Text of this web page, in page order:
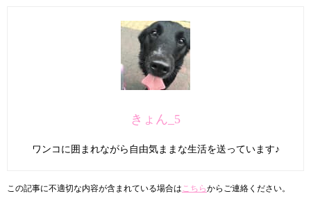
きょん_5
ワンコに囲まれながら自由気ままな生活を送っています♪
この記事に不適切な内容が含まれている場合は こちらからご連絡ください。